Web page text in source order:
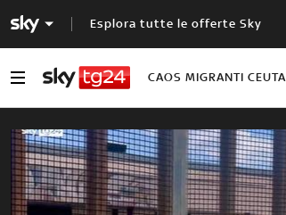
Esplora tutte le offerte Sky
CAOS MIGRANTI CEUTA